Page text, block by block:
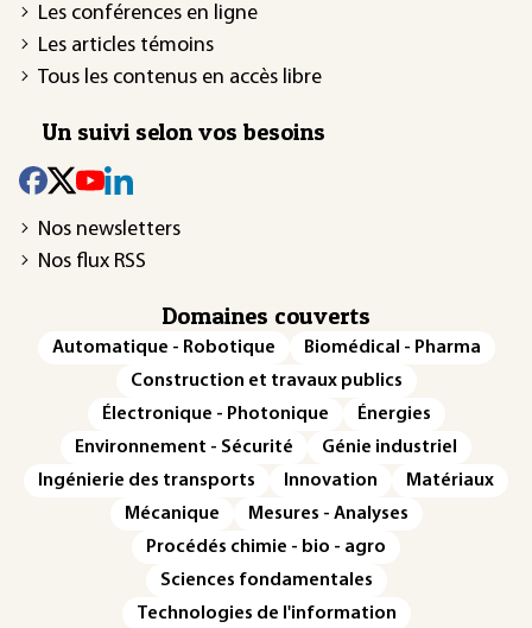
Les conférences en ligne
Les articles témoins
Tous les contenus en accès libre
Un suivi selon vos besoins
Nos newsletters
Nos flux RSS
Domaines couverts
Automatique - Robotique
Biomédical - Pharma
Construction et travaux publics
Électronique - Photonique
Énergies
Environnement - Sécurité
Génie industriel
Ingénierie des transports
Innovation
Matériaux
Mécanique
Mesures - Analyses
Procédés chimie - bio - agro
Sciences fondamentales
Technologies de l'information